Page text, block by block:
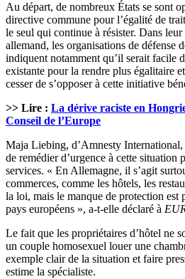
Au départ, de nombreux États se sont
directive commune pour l’égalité de
le seul qui continue à résister. Dans
allemand, les organisations de défense
indiquent notamment qu’il serait facile
existante pour la rendre plus égalitaire
cesser de s’opposer à cette initiative
>> Lire : La dérive raciste en
Conseil de l’Europe
Maja Liebing, d’Amnesty International,
de remédier d’urgence à cette situation
services. « En Allemagne, il s’agit
commerces, comme les hôtels, les
la loi, mais le manque de protection est
pays européens », a-t-elle déclaré à
Le fait que les propriétaires d’hôtel ne
un couple homosexuel louer une
exemple clair de la situation et faire
estime la spécialiste.